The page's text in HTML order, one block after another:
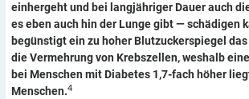
einhergeht und bei langjähriger Dauer auch
es eben auch hin der Lunge gibt — schädigen
begünstigt ein zu hoher Blutzuckerspiegel
die Vermehrung von Krebszellen, weshalb
bei Menschen mit Diabetes 1,7-fach höher
Menschen.4